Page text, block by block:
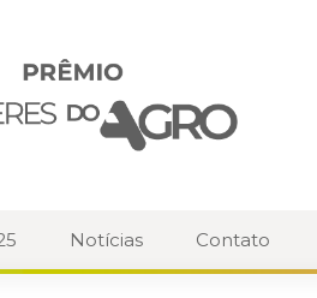
Notícias Contato